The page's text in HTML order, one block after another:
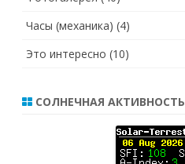
Часы (механика) (4)
Это интересно (10)
СОЛНЕЧНАЯ АКТИВНОСТЬ